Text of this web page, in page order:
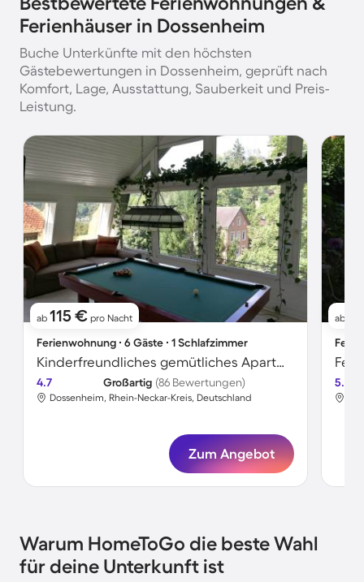
Ferienhäuser in Dossenheim
Buche Unterkünfte mit den höchsten
Gästebewertungen in Dossenheim, geprüft nach
Komfort, Lage, Ausstattung, Sauberkeit und Preis-
Leistung.
ab 115 € pro Nacht
Ferienwohnung ∙ 6 Gäste ∙ 1 Schlafzimmer
Kinderfreundliches gemütliches Apartment mit Terrasse | Heidelberger Schloss in der Nähe
4.7 Großartig (86 Bewertungen)
Dossenheim, Rhein-Neckar-Kreis, Deutschland
Zum Angebot
ab
5.0
Warum HomeToGo die beste Wahl
für deine Unterkunft ist